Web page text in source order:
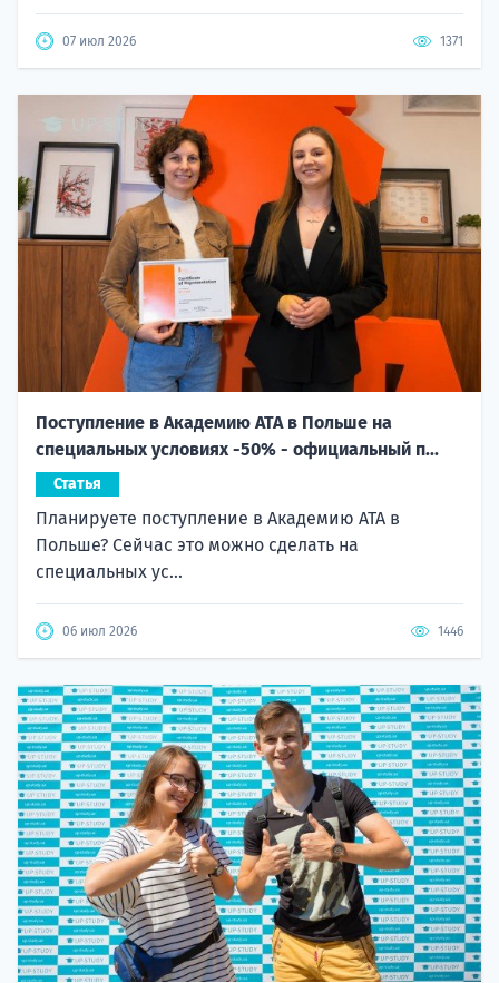
07 июл 2026 1371
Поступление в Академию ATA в Польше на
специальных условиях -50% - официальный п...
Статья
Планируете поступление в Академию ATA в
Польше? Сейчас это можно сделать на
специальных ус...
06 июл 2026 1446